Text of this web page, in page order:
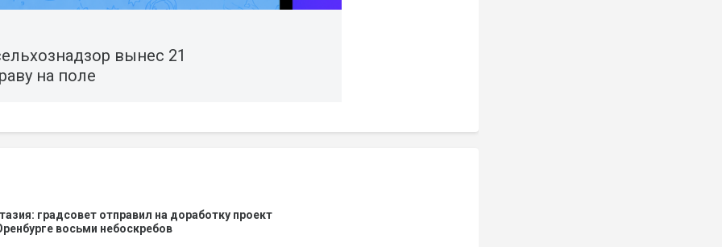
вынес 21
на поле
градсовет отправил на доработку проект
восьми небоскребов